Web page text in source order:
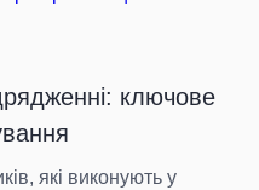
ключове
які виконують у